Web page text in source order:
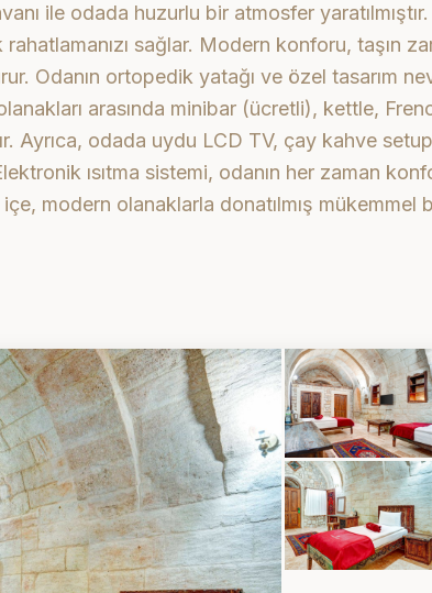
ile odada huzurlu bir atmosfer
rahatlamanızı sağlar. Modern konforu, taşın
Odanın ortopedik yatağı ve özel tasarım
arasında minibar (ücretli), kettle,
Ayrıca, odada uydu LCD TV, çay kahve
ısıtma sistemi, odanın her zaman
modern olanaklarla donatılmış mükemmel